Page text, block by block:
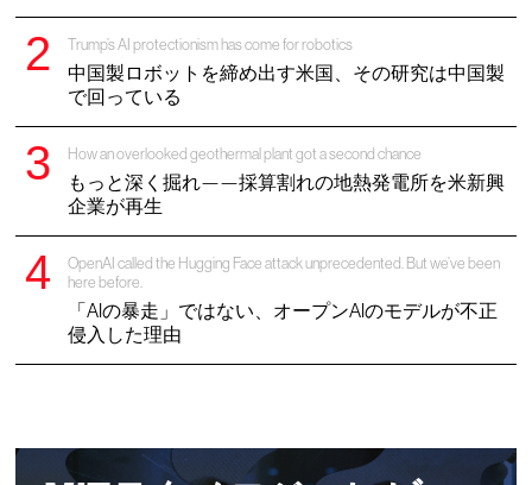
Trump’s AI protectionism has come for robotics
中国製ロボットを締め出す米国、その研究は中国製
で回っている
How an overlooked geothermal plant got a second chance
もっと深く掘れ——採算割れの地熱発電所を米新興
企業が再生
OpenAI called the Hugging Face attack unprecedented. But we’ve been
here before.
「AIの暴走」ではない、オープンAIのモデルが不正
侵入した理由